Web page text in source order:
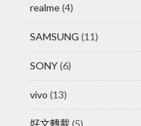
realme(4)
SAMSUNG (11)
SONY(6)
vivo (13)
好文轉載(5)